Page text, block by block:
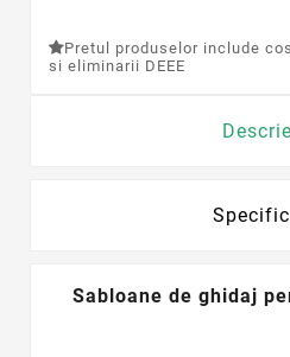
Pretul produselor include
si eliminarii DEEE
Sabloane de ghidaj